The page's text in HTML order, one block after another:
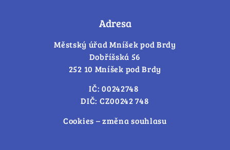
Adresa
Městský úřad Mníšek pod Brdy
Dobříšská 56
252 10 Mníšek pod Brdy
IČ: 00242748
DIČ: CZ00242 748
Cookies – změna souhlasu